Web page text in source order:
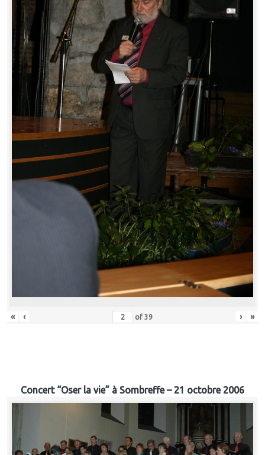
« ‹ of 39 › »
Concert “Oser la vie” à Sombreffe – 21 octobre 2006